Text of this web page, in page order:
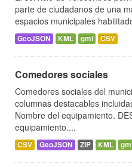
parte de ciudadanos de una
espacios municipales
GeoJSON KML gml CSV
Comedores sociales
Comedores sociales del
columnas destacables
Nombre del equipamiento.
equipamiento....
CSV GeoJSON ZIP KML